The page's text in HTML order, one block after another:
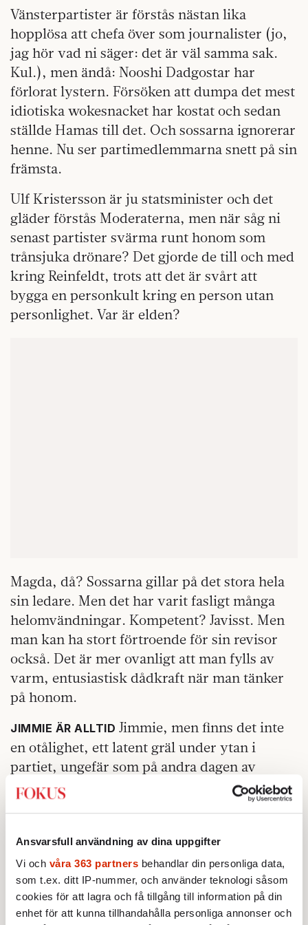
Ansvarsfull användning av dina uppgifter
Vi och våra 363 partners behandlar din personliga data,
som t.ex. ditt IP-nummer, och använder teknologi såsom
cookies för att lagra och få tillgång till information på din
enhet för att kunna tillhandahålla personliga annonser och
Vänsterpartister är förstås nästan lika
hopplösa att chefa över som journalister (jo,
jag hör vad ni säger: det är väl samma sak.
Kul.), men ändå: Nooshi Dadgostar har
förlorat lystern. Försöken att dumpa det mest
idiotiska wokesnacket har kostat och sedan
ställde Hamas till det. Och sossarna ignorerar
henne. Nu ser partimedlemmarna snett på sin
främsta.
Ulf Kristersson är ju statsminister och det
gläder förstås Moderaterna, men när såg ni
senast partister svärma runt honom som
trånsjuka drönare? Det gjorde de till och med
kring Reinfeldt, trots att det är svårt att
bygga en personkult kring en person utan
personlighet. Var är elden?
Magda, då? Sossarna gillar på det stora hela
sin ledare. Men det har varit fasligt många
helomvändningar. Kompetent? Javisst. Men
man kan ha stort förtroende för sin revisor
också. Det är mer ovanligt att man fylls av
varm, entusiastisk dådkraft när man tänker
på honom.
JIMMIE ÄR ALLTID Jimmie, men finns det inte
en otålighet, ett latent gräl under ytan i
partiet, ungefär som på andra dagen av
husvagnssemestern? Vart ska de egentligen
åka? Det här är ett parti som måste ta nästa
har redan slagit om ett par gånger. Hur långt
kan en grabb från Sölvesborg gå, utan att
förlora spänsten i steget?
Miljöpartiet slokar minst. Miljöpartisterna